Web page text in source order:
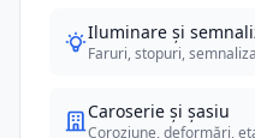
Iluminare și
Faruri, stopuri,
Caroserie și șasiu
Coroziune, deformări,